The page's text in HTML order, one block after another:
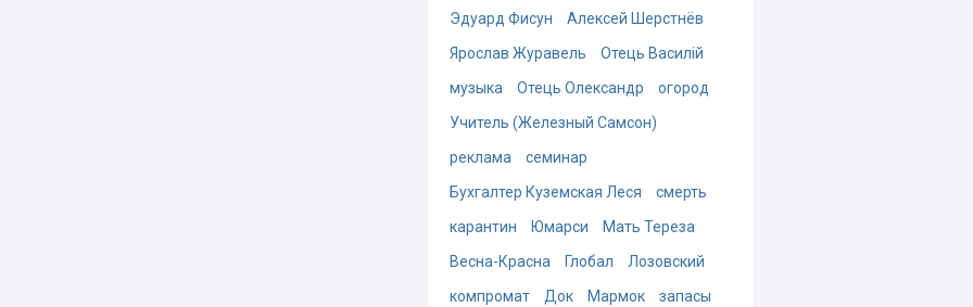
Эдуард Фисун
Алексей Шерстнёв
Ярослав Журавель
Отець Василій
музыка
Отець Олександр
огород
Учитель (Железный Самсон)
реклама
семинар
Бухгалтер Куземская Леся
смерть
карантин
Юмарси
Мать Тереза
Весна-Красна
Глобал
Лозовский
компромат
Док Мармок
запасы